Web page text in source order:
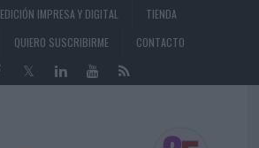
EDICIÓN IMPRESA Y DIGITAL
TIENDA
QUIERO SUSCRIBIRME CONTACTO